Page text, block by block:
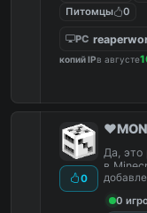
Питомцы
0
PC
копий IPв августе
0
Да, это
в
0